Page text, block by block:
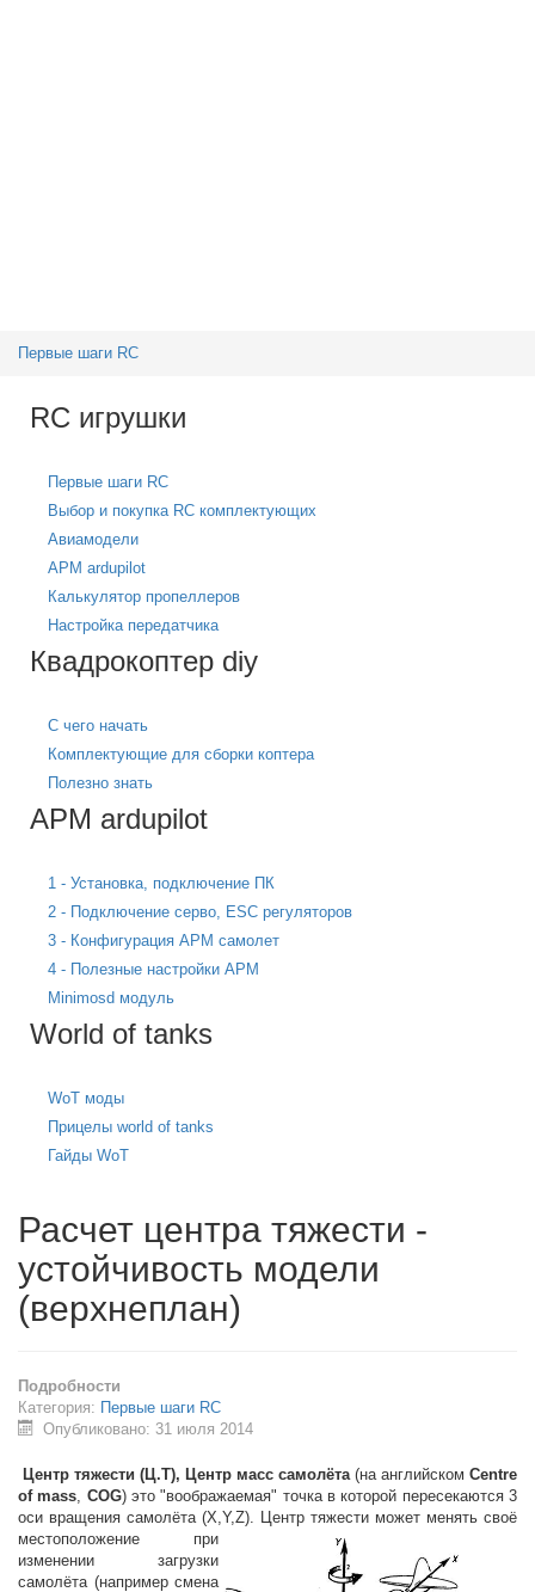
Первые шаги RC
RC игрушки
Первые шаги RC
Выбор и покупка RC комплектующих
Авиамодели
APM ardupilot
Калькулятор пропеллеров
Настройка передатчика
Квадрокоптер diy
С чего начать
Комплектующие для сборки коптера
Полезно знать
APM ardupilot
1 - Установка, подключение ПК
2 - Подключение серво, ESC регуляторов
3 - Конфигурация APM самолет
4 - Полезные настройки APM
Minimosd модуль
World of tanks
WoT моды
Прицелы world of tanks
Гайды WoT
Расчет центра тяжести -
устойчивость модели
(верхнеплан)
Подробности
Категория: Первые шаги RC
Опубликовано: 31 июля 2014
Центр тяжести (Ц.Т), Центр масс самолёта (на английском Centre
of mass COG) это "воображаемая" точка в которой пересекаются 3
оси вращения самолёта (X,Y,Z).
Центр тяжести может менять своё
местоположение при
изменении загрузки
самолёта (например смена